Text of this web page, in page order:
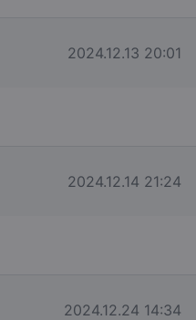
작성일
2024.12.13 20:01
작성일
2024.12.14 21:24
작성일
2024.12.24 14:34